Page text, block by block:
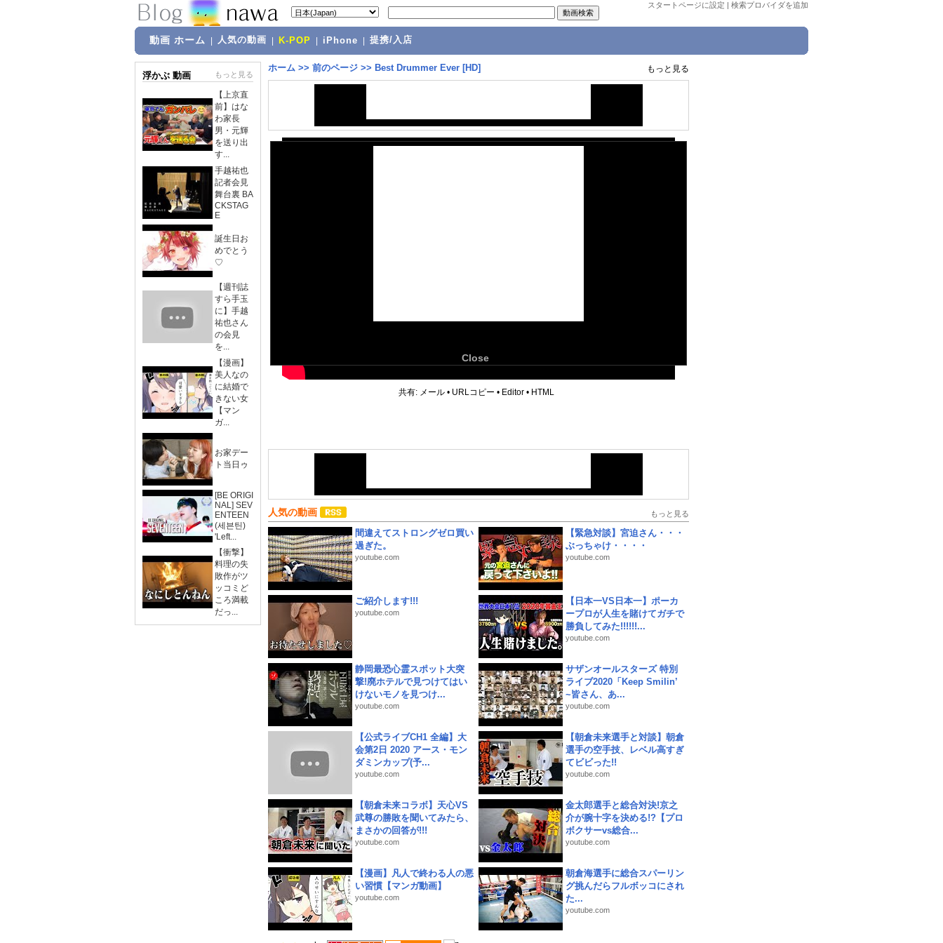
スタートページに設定 | 検索プロバイダを追加
動画 ホーム 人気の動画 K-POP iPhone 提携/入店
浮かぶ 動画 もっと見る
【上京直
前】はな
わ家長
男・元輝
を送り出
す...
手越祐也
記者会見
舞台裏 BA
CKSTAG
E
誕生日お
めでとう
♡
【週刊誌
すら手玉
に】手越
祐也さん
の会見
を...
【漫画】
美人なの
に結婚で
きない女
【マン
ガ...
お家デー
ト当日ゥ
[BE ORIGI
NAL] SEV
ENTEEN
(세븐틴)
'Left...
【衝撃】
料理の失
敗作がツ
ッコミど
ころ満載
だっ...
ホーム >> 前のページ >> Best Drummer Ever [HD] もっと見る
Close
共有: メール • URLコピー • Editor • HTML
人気の動画 もっと見る
間違えてストロングゼロ買い
過ぎた。
youtube.com
【緊急対談】宮迫さん・・・
ぶっちゃけ・・・・
youtube.com
ご紹介します!!!
youtube.com
【日本一VS日本一】ポーカ
ープロが人生を賭けてガチで
勝負してみた!!!!!!...
youtube.com
静岡最恐心霊スポット大突
撃!廃ホテルで見つけてはい
けないモノを見つけ...
youtube.com
サザンオールスターズ 特別
ライブ2020「Keep Smilin’
~皆さん、あ...
youtube.com
【公式ライブCH1 全編】大
会第2日 2020 アース・モン
ダミンカップ(予...
youtube.com
【朝倉未来選手と対談】朝倉
選手の空手技、レベル高すぎ
てビビった!!
youtube.com
【朝倉未来コラボ】天心VS
武尊の勝敗を聞いてみたら、
まさかの回答が!!!
youtube.com
金太郎選手と総合対決!京之
介が腕十字を決める!?【プロ
ボクサーvs総合...
youtube.com
【漫画】凡人で終わる人の悪
い習慣【マンガ動画】
youtube.com
朝倉海選手に総合スパーリン
グ挑んだらフルボッコにされ
た...
youtube.com